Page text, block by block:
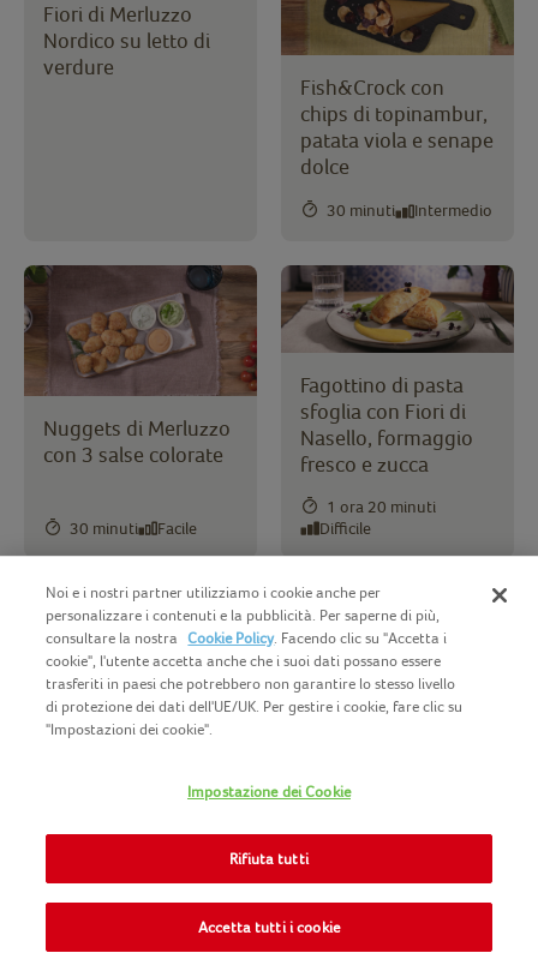
Fiori di Merluzzo
Nordico su letto di
verdure
Fish&Crock con
chips di topinambur,
patata viola e senape
dolce
30 minuti Intermedio
Nuggets di Merluzzo
con 3 salse colorate
30 minuti Facile
Fagottino di pasta
sfoglia con Fiori di
Nasello, formaggio
fresco e zucca
1 ora 20 minuti
Difficile
Fiori di Merluzzo in
cocotte con patate
mediterranee e salsa
melanzane, sesamo
colorati
Noi e i nostri partner utilizziamo i cookie anche per
personalizzare i contenuti e la pubblicità. Per saperne di più,
consultare la nostra
Cookie Policy. Facendo clic su "Accetta i
cookie", l'utente accetta anche che i suoi dati possano essere
trasferiti in paesi che potrebbero non garantire lo stesso livello
di protezione dei dati dell'UE/UK. Per gestire i cookie, fare clic su
"Impostazioni dei cookie".
Impostazione dei Cookie
Rifiuta tutti
Accetta tutti i cookie